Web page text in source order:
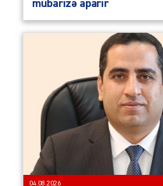
mübarizə aparır
04.08.2026